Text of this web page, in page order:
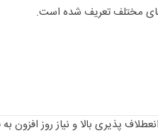
پذیری بالا و نیاز روز افزون